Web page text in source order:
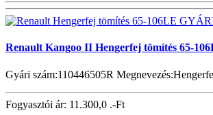
Renault Kangoo II Hengerfej tömítés 65-
Gyári szám:110446505R
Fogyasztói ár: 11.300,0 .-Ft